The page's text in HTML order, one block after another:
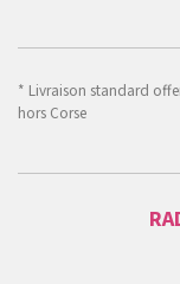
* Livraison standard
hors Corse